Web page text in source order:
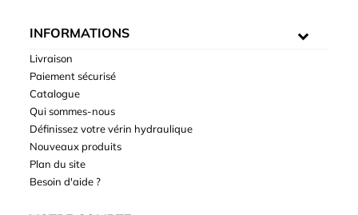
INFORMATIONS
Livraison
Paiement sécurisé
Catalogue
Qui sommes-nous
Définissez votre vérin hydraulique
Nouveaux produits
Plan du site
Besoin d'aide ?